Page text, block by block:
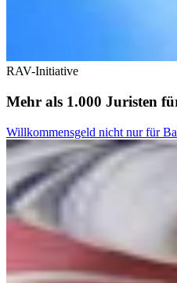
RAV-Initiative
Mehr als 1.000 Juristen
Willkommensgeld nicht nur für